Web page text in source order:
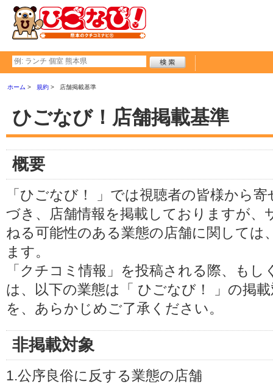
ホーム 規約 店舗掲載基準
ひごなび！店舗掲載基準
概要
「ひごなび！ 」では視聴者の皆様から
づき、店舗情報を掲載しておりますが
ねる可能性のある業態の店舗に関しては
ます。
「クチコミ情報」を投稿される際、も
は、以下の業態は「 ひごなび！ 」の掲
を、あらかじめご了承ください。
非掲載対象
1.公序良俗に反する業態の店舗